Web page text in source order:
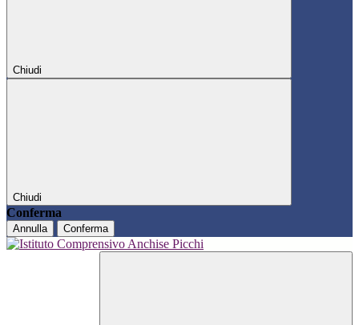
Chiudi
Chiudi
Conferma
Annulla Conferma